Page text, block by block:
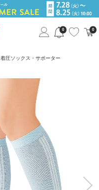
0 0
着圧ソックス・サポーター